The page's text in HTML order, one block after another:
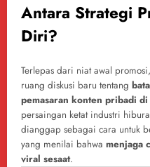
Antara Strategi
Diri?
Terlepas dari niat awal
ruang diskusi baru tentang
pemasaran konten pribadi di
persaingan ketat industri
dianggap sebagai cara untuk
yang menilai bahwa menjaga
viral sesaat.